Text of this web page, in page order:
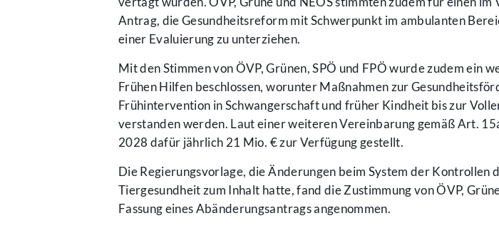
Antrag, die Gesundheitsreform mit Schwerpunkt im ambulanten
einer Evaluierung zu unterziehen.
Mit den Stimmen von ÖVP, Grünen, SPÖ und FPÖ wurde zudem ein
Frühen Hilfen beschlossen, worunter Maßnahmen zur
Frühintervention in Schwangerschaft und früher Kindheit bis zur
verstanden werden. Laut einer weiteren Vereinbarung gemäß Art.
2028 dafür jährlich 21 Mio. € zur Verfügung gestellt.
Die Regierungsvorlage, die Änderungen beim System der Kontrollen
Tiergesundheit zum Inhalt hatte, fand die Zustimmung von ÖVP,
Fassung eines Abänderungsantrags angenommen.